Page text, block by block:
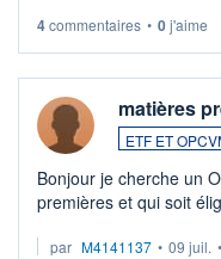
4commentaires • 0j'aime
matières
ETF ET
Bonjour je cherche un
premières et qui soit
par M4141137 • 09 juil. •